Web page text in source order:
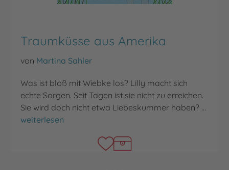
Traumküsse aus Amerika
von Martina Sahler
Was ist bloß mit Wiebke los? Lilly macht sich
echte Sorgen. Seit Tagen ist sie nicht zu erreichen.
Sie wird doch nicht etwa Liebeskummer haben? …
Traumküsse aus Amerika
weiterlesen